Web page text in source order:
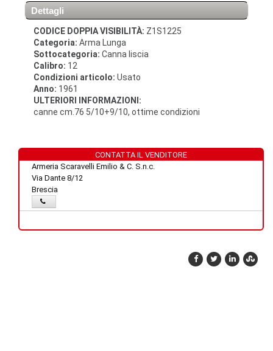
Dettagli
CODICE DOPPIA VISIBILITÀ: Z1S1225
Categoria: Arma Lunga
Sottocategoria: Canna liscia
Calibro: 12
Condizioni articolo: Usato
Anno: 1961
ULTERIORI INFORMAZIONI:
canne cm.76 5/10+9/10, ottime condizioni
CONTATTA IL VENDITORE
Armeria Scaravelli Emilio & C. S.n.c.
Via Dante 8/12
Brescia